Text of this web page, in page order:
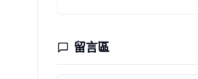
2026-06-11T00:08:14.54+00:00
留言區